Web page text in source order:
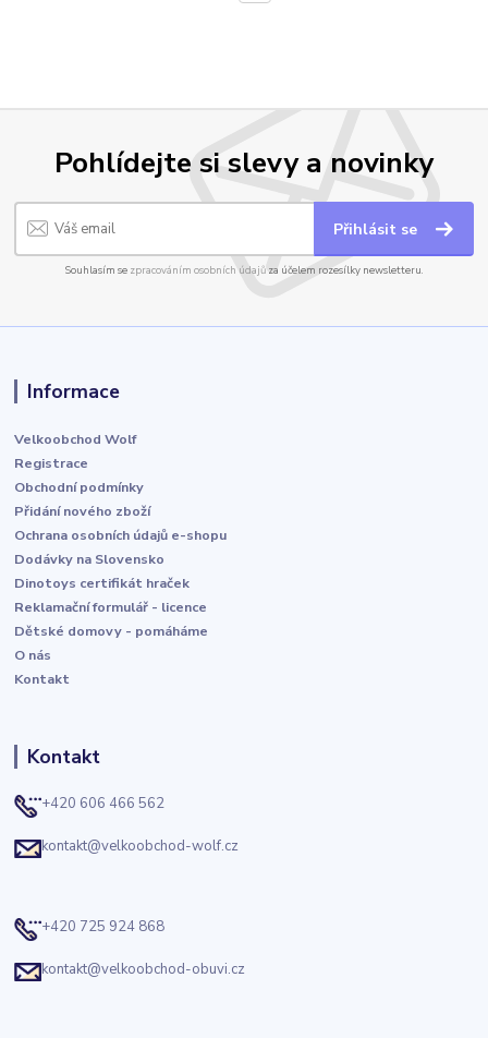
Pohlídejte si slevy a novinky
Přihlásit se
Souhlasím se zpracováním osobních údajůza účelem rozesílky newsletteru.
Informace
Velkoobchod Wolf
Registrace
Obchodní podmínky
Přidání nového zboží
Ochrana osobních údajů e-shopu
Dodávky na Slovensko
Dinotoys certifikát hraček
Reklamační formulář - licence
Dětské domovy - pomáháme
O nás
Kontakt
Kontakt
+420 606 466 562
kontakt@velkoobchod-wolf.cz
+420 725 924 868
kontakt@velkoobchod-obuvi.cz